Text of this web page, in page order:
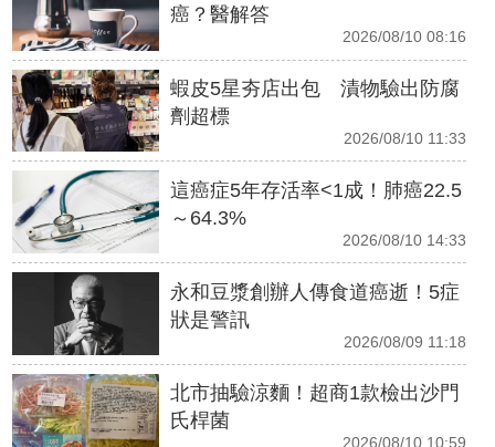
癌？醫解答
2026/08/10 08:16
蝦皮5星夯店出包 漬物驗出防腐
劑超標
2026/08/10 11:33
這癌症5年存活率<1成！肺癌22.5
～64.3%
2026/08/10 14:33
永和豆漿創辦人傳食道癌逝！5症
狀是警訊
2026/08/09 11:18
北市抽驗涼麵！超商1款檢出沙門
氏桿菌
2026/08/10 10:59